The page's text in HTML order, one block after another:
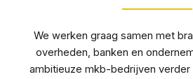
We werken graag samen met
overheden, banken en
ambitieuze mkb-bedrijven verder